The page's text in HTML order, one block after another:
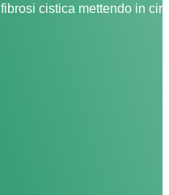
cistica mettendo in